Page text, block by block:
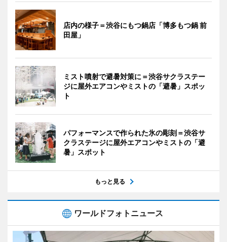
店内の様子＝渋谷にもつ鍋店「博多もつ鍋 前
田屋」
ミスト噴射で避暑対策に＝渋谷サクラステー
ジに屋外エアコンやミストの「避暑」スポッ
ト
パフォーマンスで作られた氷の彫刻＝渋谷サ
クラステージに屋外エアコンやミストの「避
暑」スポット
もっと見る
ワールドフォトニュース